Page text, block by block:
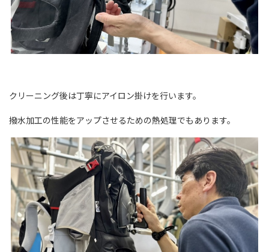
クリーニング後は丁寧にアイロン掛けを行います。
撥水加工の性能をアップさせるための熱処理でもあります。